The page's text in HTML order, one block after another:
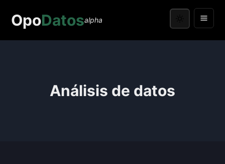
OpoDatosalpha
Análisis de datos